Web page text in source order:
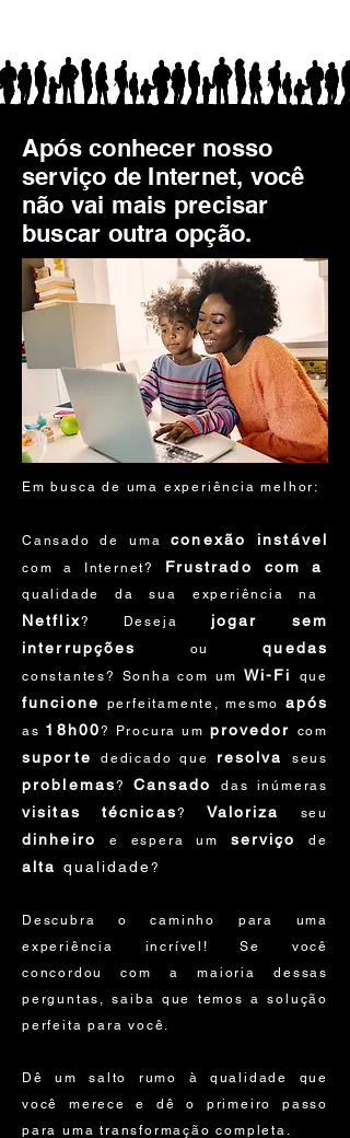
Após conhecer nosso
serviço de Internet, você
não vai mais precisar
buscar outra opção.
Em busca de uma experiência melhor:
Cansado de umaconexão instável
com a Internet? Frustrado com a
qualidade da sua experiência na
Netflix? Deseja jogar sem
interrupções
ouquedas
constantes? Sonha com um Wi-Fi que
funcione perfeitamente, mesmo após
as 18h00? Procura um provedor com
suporte dedicado que resolva seus
problemas? Cansadodas inúmeras
visitas técnicas? Valoriza seu
dinheiro e espera um serviçode
alta qualidade?
Descubra o caminho para uma
experiência incrível! Se você
concordou com a maioria dessas
perguntas, saiba que temos a solução
perfeita para você.
Dê um salto rumo à qualidade que
você merece e dê o primeiro passo
para uma transformação completa.